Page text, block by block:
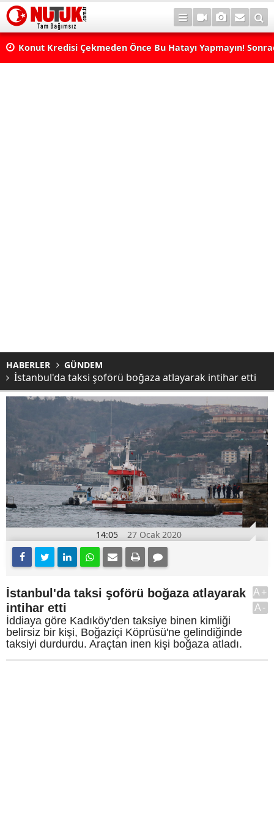
Konut Kredisi Çekmeden Önce Bu Hatayı Yapmayın!
HABERLER GÜNDEM
İstanbul'da taksi şoförü boğaza atlayarak intihar etti
14:05 27 Ocak 2020
İstanbul'da taksi şoförü boğaza atlayarak
intihar etti
İddiaya göre Kadıköy'den taksiye binen kimliği
belirsiz bir kişi, Boğaziçi Köprüsü'ne gelindiğinde
taksiyi durdurdu. Araçtan inen kişi boğaza atladı.
A+
A-